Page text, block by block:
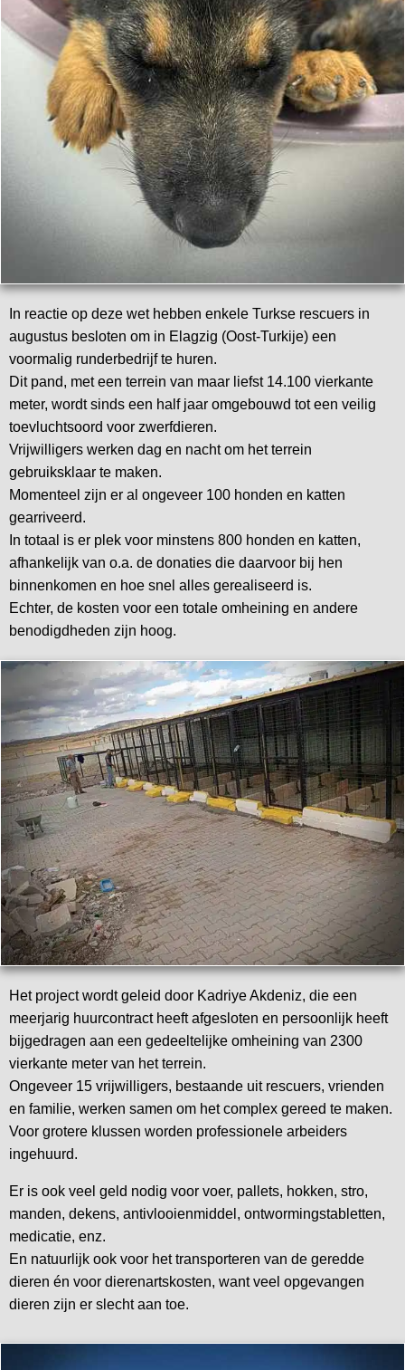
In reactie op deze wet hebben enkele Turkse rescuers in
augustus besloten om in Elagzig (Oost-Turkije) een
voormalig runderbedrijf te huren.
Dit pand, met een terrein van maar liefst 14.100 vierkante
meter, wordt sinds een half jaar omgebouwd tot een veilig
toevluchtsoord voor zwerfdieren.
Vrijwilligers werken dag en nacht om het terrein
gebruiksklaar te maken.
Momenteel zijn er al ongeveer 100 honden en katten
gearriveerd.
In totaal is er plek voor minstens 800 honden en katten,
afhankelijk van o.a. de donaties die daarvoor bij hen
binnenkomen en hoe snel alles gerealiseerd is.
Echter, de kosten voor een totale omheining en andere
benodigdheden zijn hoog.
Het project wordt geleid door Kadriye Akdeniz, die een
meerjarig huurcontract heeft afgesloten en persoonlijk heeft
bijgedragen aan een gedeeltelijke omheining van 2300
vierkante meter van het terrein.
Ongeveer 15 vrijwilligers, bestaande uit rescuers, vrienden
en familie, werken samen om het complex gereed te maken.
Voor grotere klussen worden professionele arbeiders
ingehuurd.
Er is ook veel geld nodig voor voer, pallets, hokken, stro,
manden, dekens, antivlooienmiddel, ontwormingstabletten,
medicatie, enz.
En natuurlijk ook voor het transporteren van de geredde
dieren én voor dierenartskosten, want veel opgevangen
dieren zijn er slecht aan toe.